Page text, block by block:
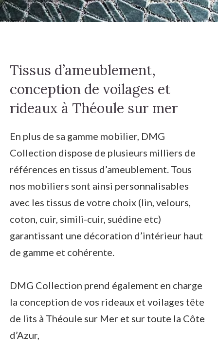
Tissus d’ameublement,
conception de voilages et
rideaux à Théoule sur mer
En plus de sa gamme mobilier, DMG
Collection dispose de plusieurs milliers de
références en tissus d’ameublement. Tous
nos mobiliers sont ainsi personnalisables
avec les tissus de votre choix (lin, velours,
coton, cuir, simili-cuir, suédine etc)
garantissant une décoration d’intérieur haut
de gamme et cohérente.
DMG Collection prend également en charge
la conception de vos rideaux et voilages tête
de lits à Théoule sur Mer et sur toute la Côte
d’Azur,